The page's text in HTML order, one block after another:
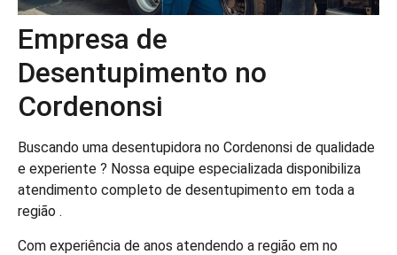
Empresa de
Desentupimento no
Cordenonsi
Buscando uma desentupidora no Cordenonsi de qualidade
e experiente ? Nossa equipe especializada disponibiliza
atendimento completo de desentupimento em toda a
região .
Com experiência de anos atendendo a região em no